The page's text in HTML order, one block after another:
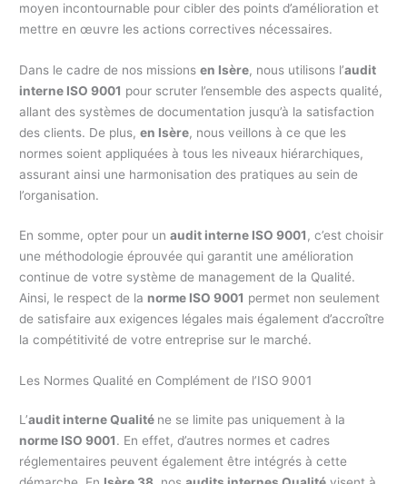
moyen incontournable pour cibler des points d’amélioration et
mettre en œuvre les actions correctives nécessaires.
Dans le cadre de nos missionsen Isère, nous utilisons l’audit
interne ISO 9001 pour scruter l’ensemble des aspects qualité,
allant des systèmes de documentation jusqu’à la satisfaction
des clients. De plus,en Isère, nous veillons à ce que les
normes soient appliquées à tous les niveaux hiérarchiques,
assurant ainsi une harmonisation des pratiques au sein de
l’organisation.
En somme, opter pour unaudit interne ISO 9001, c’est choisir
une méthodologie éprouvée qui garantit une amélioration
continue de votre système de management de la Qualité.
Ainsi, le respect de la norme ISO 9001 permet non seulement
de satisfaire aux exigences légales mais également d’accroître
la compétitivité de votre entreprise sur le marché.
Les Normes Qualité en Complément de l’ISO 9001
L’audit interne Qualité ne se limite pas uniquement à la
norme ISO 9001. En effet, d’autres normes et cadres
réglementaires peuvent également être intégrés à cette